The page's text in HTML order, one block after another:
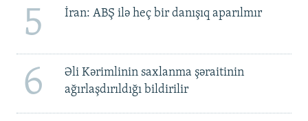
5 İran: ABŞ ilə heç bir danışıq aparılmır
6
Əli Kərimlinin saxlanma şəraitinin
ağırlaşdırıldığı bildirilir